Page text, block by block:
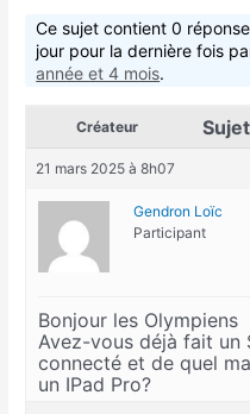
Ce sujet contient 0
jour pour la dernière fois
année et 4 mois.
Créateur Sujet
21 mars 2025 à 8h07
Gendron Loïc
Participant
Bonjour les Olympiens
Avez-vous déjà fait un
connecté et de quel
un IPad Pro?